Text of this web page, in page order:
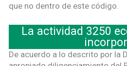
que no dentro de este código.
La actividad 3250
De acuerdo a lo descrito por la